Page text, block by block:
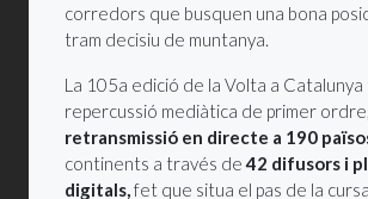
corredors que busquen una bona
tram decisiu de muntanya.
La 105a edició de la Volta a
repercussió mediàtica de primer
retransmissió en directe a 190
continents a través de42 difusors i
digitals,fet que situa el pas de la